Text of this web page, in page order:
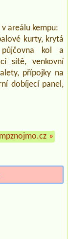
areálu kempu:
kurty, krytá
půjčovna kol a
sítě, venkovní
přípojky na
dobíjecí panel,
»